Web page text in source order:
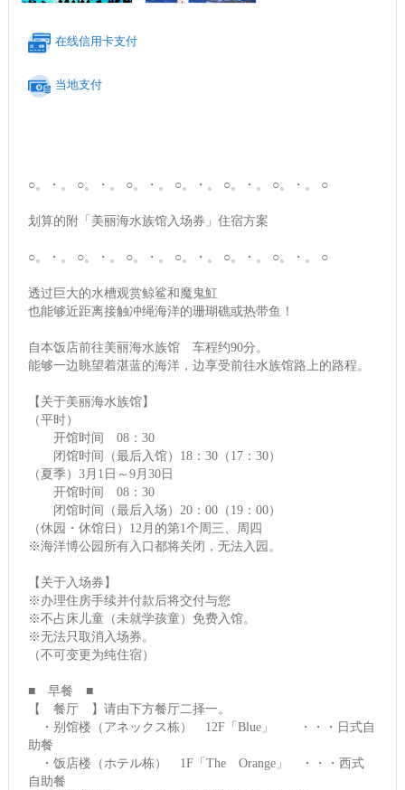
在线信用卡支付
当地支付
○。・。 ○。・。 ○。・。 ○。・。 ○。・。 ○。・。 ○
划算的附「美丽海水族馆入场券」住宿方案
○。・。 ○。・。 ○。・。 ○。・。 ○。・。 ○。・。 ○
透过巨大的水槽观赏鲸鲨和魔鬼魟
也能够近距离接触冲绳海洋的珊瑚礁或热带鱼！
自本饭店前往美丽海水族馆 车程约90分。
能够一边眺望着湛蓝的海洋，边享受前往水族馆路上的路程。
【关于美丽海水族馆】
（平时）
开馆时间 08：30
闭馆时间（最后入馆）18：30（17：30）
（夏季）3月1日～9月30日
开馆时间 08：30
闭馆时间（最后入场）20：00（19：00）
（休园・休馆日）12月的第1个周三、周四
※海洋博公园所有入口都将关闭，无法入园。
【关于入场券】
※办理住房手续并付款后将交付与您
※不占床儿童（未就学孩童）免费入馆。
※无法只取消入场券。
（不可变更为纯住宿）
■ 早餐 ■
【 餐厅 】请由下方餐厅二择一。
・别馆楼（アネックス栋） 12F「Blue」 ・・・日式自
助餐
・饭店楼（ホテル栋） 1F「The Orange」 ・・・西式
自助餐